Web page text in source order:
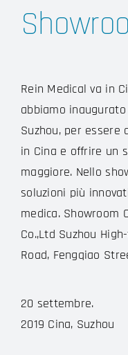
Rein Medical va in
abbiamo
Suzhou, per
in Cina e offrire un
maggiore. Nello
soluzioni più
medica. Showroom
Co.,Ltd Suzhou
Road, Fengqiao
20 settembre.
2019 Cina, Suzhou